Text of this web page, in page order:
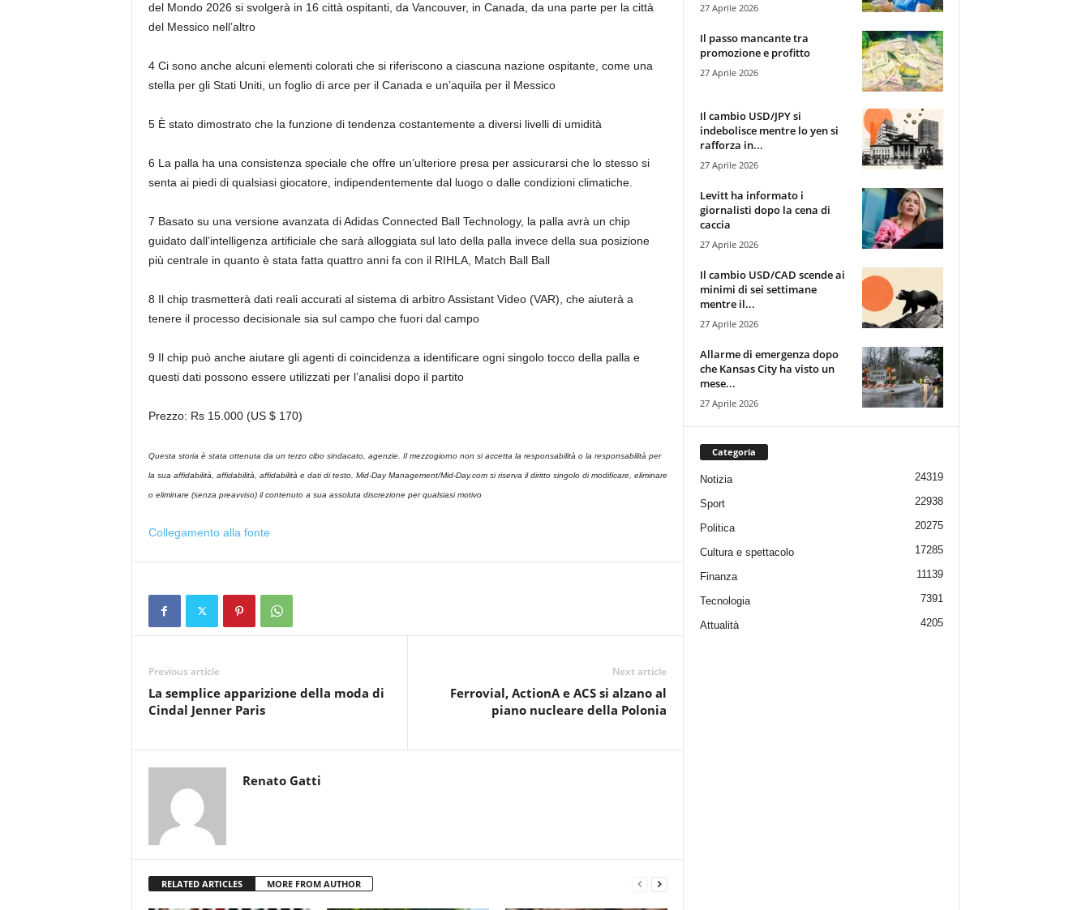
del Mondo 2026 si svolgerà in 16 città ospitanti, da Vancouver, in Canada, da una parte per la città
del Messico nell’altro
4 Ci sono anche alcuni elementi colorati che si riferiscono a ciascuna nazione ospitante, come una
stella per gli Stati Uniti, un foglio di arce per il Canada e un’aquila per il Messico
5 È stato dimostrato che la funzione di tendenza costantemente a diversi livelli di umidità
6 La palla ha una consistenza speciale che offre un’ulteriore presa per assicurarsi che lo stesso si
senta ai piedi di qualsiasi giocatore, indipendentemente dal luogo o dalle condizioni climatiche.
7 Basato su una versione avanzata di Adidas Connected Ball Technology, la palla avrà un chip
guidato dall’intelligenza artificiale che sarà alloggiata sul lato della palla invece della sua posizione
più centrale in quanto è stata fatta quattro anni fa con il RIHLA, Match Ball Ball
8 Il chip trasmetterà dati reali accurati al sistema di arbitro Assistant Video (VAR), che aiuterà a
tenere il processo decisionale sia sul campo che fuori dal campo
9 Il chip può anche aiutare gli agenti di coincidenza a identificare ogni singolo tocco della palla e
questi dati possono essere utilizzati per l’analisi dopo il partito
Prezzo: Rs 15.000 (US $ 170)
Questa storia è stata ottenuta da un terzo cibo sindacato, agenzie. Il mezzogiorno non si accetta la responsabilità o la responsabilità per
la sua affidabilità, affidabilità, affidabilità e dati di testo. Mid-Day Management/Mid-Day.com si riserva il diritto singolo di modificare, eliminare
o eliminare (senza preavviso) il contenuto a sua assoluta discrezione per qualsiasi motivo
Collegamento alla fonte
Previous article
La semplice apparizione della moda di
Cindal Jenner Paris
Next article
Ferrovial, ActionA e ACS si alzano al
piano nucleare della Polonia
Renato Gatti
RELATED ARTICLES MORE FROM AUTHOR
27 Aprile 2026
Il passo mancante tra
promozione e profitto
27 Aprile 2026
Il cambio USD/JPY si
indebolisce mentre lo yen si
rafforza in...
27 Aprile 2026
Levitt ha informato i
giornalisti dopo la cena di
caccia
27 Aprile 2026
Il cambio USD/CAD scende ai
minimi di sei settimane
mentre il...
27 Aprile 2026
Allarme di emergenza dopo
che Kansas City ha visto un
mese...
27 Aprile 2026
Categoria
Notizia 24319
Sport 22938
Politica 20275
Cultura e spettacolo 17285
Finanza 11139
Tecnologia 7391
Attualità 4205